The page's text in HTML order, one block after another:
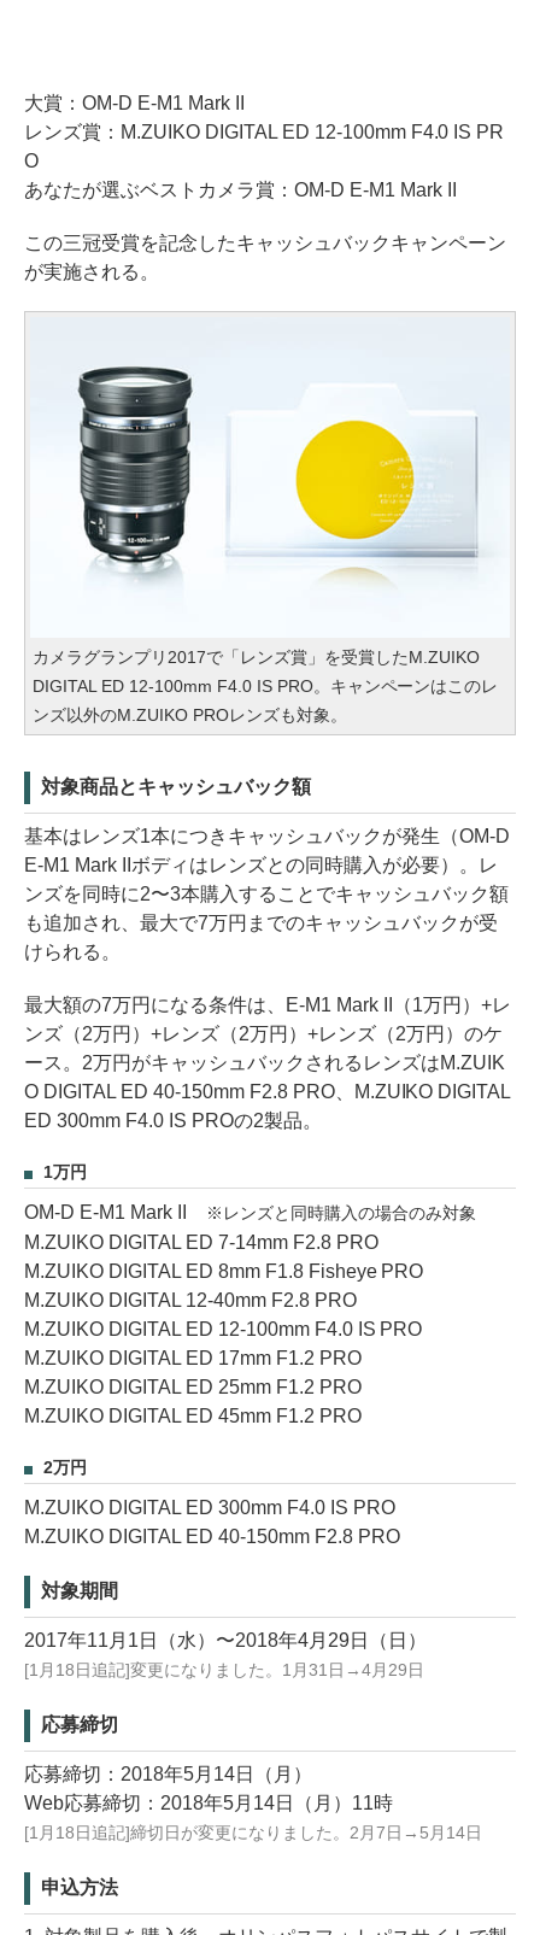
大賞：OM-D E-M1 Mark II
レンズ賞：M.ZUIKO DIGITAL ED 12-100mm F4.0 IS PR
O
あなたが選ぶベストカメラ賞：OM-D E-M1 Mark II
この三冠受賞を記念したキャッシュバックキャンペーン
が実施される。
カメラグランプリ2017で「レンズ賞」を受賞したM.ZUIKO
DIGITAL ED 12-100mm F4.0 IS PRO。キャンペーンはこのレ
ンズ以外のM.ZUIKO PROレンズも対象。
対象商品とキャッシュバック額
基本はレンズ1本につきキャッシュバックが発生（OM-D
E-M1 Mark IIボディはレンズとの同時購入が必要）。レ
ンズを同時に2〜3本購入することでキャッシュバック額
も追加され、最大で7万円までのキャッシュバックが受
けられる。
最大額の7万円になる条件は、E-M1 Mark II（1万円）+レ
ンズ（2万円）+レンズ（2万円）+レンズ（2万円）のケ
ース。2万円がキャッシュバックされるレンズはM.ZUIK
O DIGITAL ED 40-150mm F2.8 PRO、M.ZUIKO DIGITAL
ED 300mm F4.0 IS PROの2製品。
1万円
OM-D E-M1 Mark II ※レンズと同時購入の場合のみ対象
M.ZUIKO DIGITAL ED 7-14mm F2.8 PRO
M.ZUIKO DIGITAL ED 8mm F1.8 Fisheye PRO
M.ZUIKO DIGITAL 12-40mm F2.8 PRO
M.ZUIKO DIGITAL ED 12-100mm F4.0 IS PRO
M.ZUIKO DIGITAL ED 17mm F1.2 PRO
M.ZUIKO DIGITAL ED 25mm F1.2 PRO
M.ZUIKO DIGITAL ED 45mm F1.2 PRO
2万円
M.ZUIKO DIGITAL ED 300mm F4.0 IS PRO
M.ZUIKO DIGITAL ED 40-150mm F2.8 PRO
対象期間
2017年11月1日（水）〜2018年4月29日（日）
[1月18日追記]変更になりました。1月31日→4月29日
応募締切
応募締切：2018年5月14日（月）
Web応募締切：2018年5月14日（月）11時
[1月18日追記]締切日が変更になりました。2月7日→5月14日
申込方法